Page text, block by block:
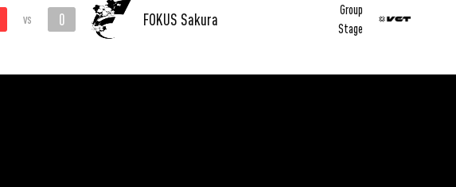
vs 0 FOKUS Sakura
Group
Stage